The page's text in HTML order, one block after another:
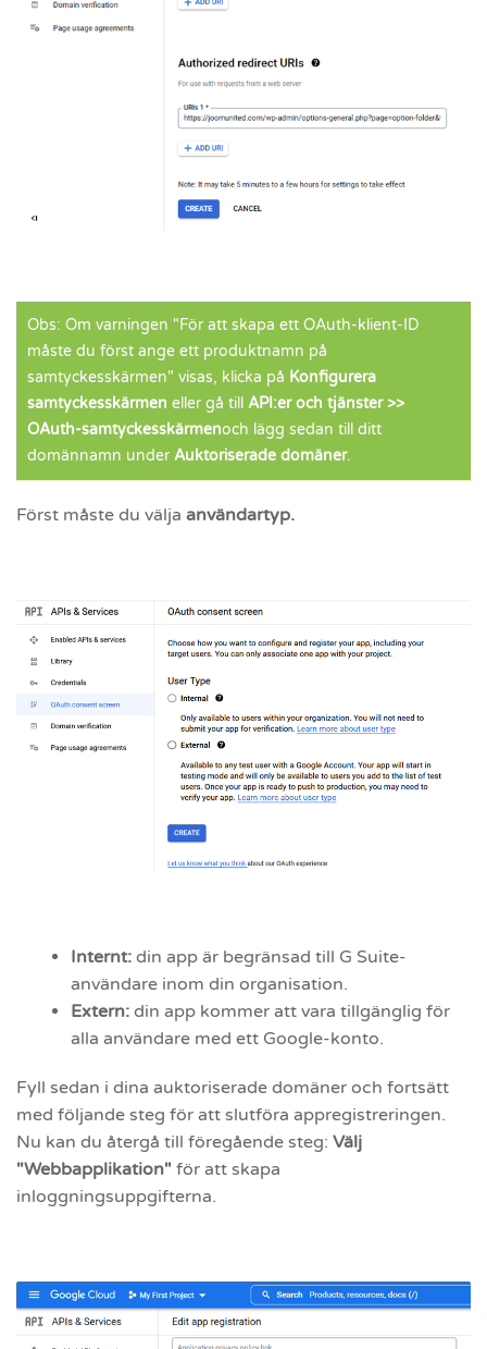
Obs: Om varningen "För att skapa ett OAuth-klient-ID
måste du först ange ett produktnamn på
samtyckesskärmen" visas, klicka på Konfigurera
samtyckesskärmen eller gå till API:er och tjänster >>
OAuth-samtyckesskärmenoch lägg sedan till ditt
domännamn underAuktoriserade domäner.
Först måste du välja användartyp.
Internt: din app är begränsad till G Suite-
användare inom din organisation.
Extern: din app kommer att vara tillgänglig för
alla användare med ett Google-konto.
Fyll sedan i dina auktoriserade domäner och fortsätt
med följande steg för att slutföra appregistreringen.
Nu kan du återgå till föregående steg: Välj
"Webbapplikation" för att skapa
inloggningsuppgifterna.